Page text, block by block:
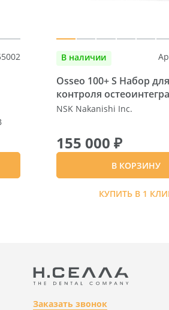
В наличии
Osseo 100+ S Набор для
контроля
NSK Nakanishi Inc.
155 000 ₽
В КОРЗИНУ
КУПИТЬ В 1
Заказать звонок